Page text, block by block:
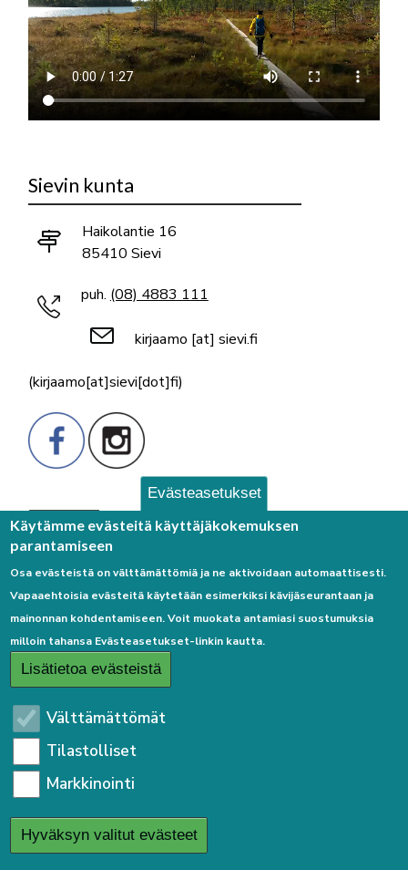
Sievin kunta
Haikolantie 16
85410 Sievi
puh. (08) 4883 111
kirjaamo [at] sievi.fi
(kirjaamo[at]sievi[dot]fi)
Palaute
Linkkejä
Etusivulle
Kirjaudu sisään
Saavutettavuusseloste
Sivukartta
Tietosuojaseloste
Evästeasetukset
Käytämme evästeitä käyttäjäkokemuksen
parantamiseen
Osa evästeistä on välttämättömiä ja ne aktivoidaan automaattisesti.
Vapaaehtoisia evästeitä käytetään esimerkiksi kävijäseurantaan ja
mainonnan kohdentamiseen. Voit muokata antamiasi suostumuksia
milloin tahansa Evästeasetukset-linkin kautta.
Lisätietoa evästeistä
Välttämättömät
Tilastolliset
Markkinointi
Hyväksyn valitut evästeet